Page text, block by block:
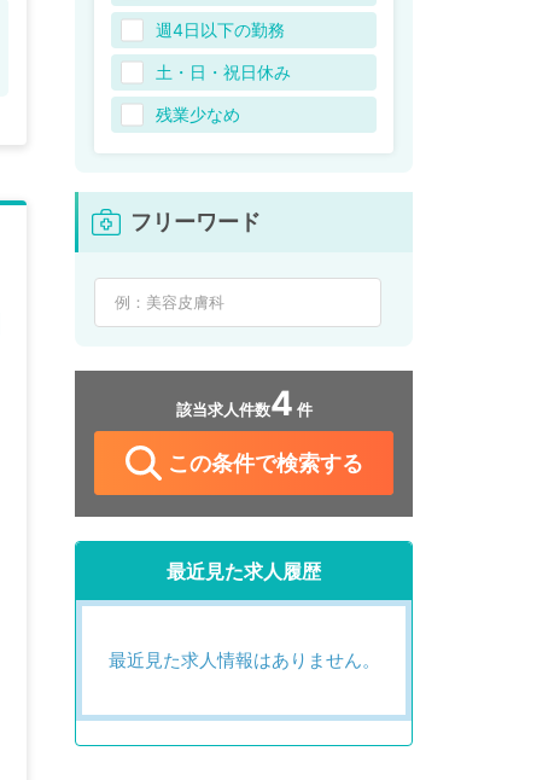
週4日以下の勤務
土・日・祝日休み
残業少なめ
フリーワード
該当求人件数4 件
この条件で検索する
最近見た求人履歴
最近見た求人情報はありません。